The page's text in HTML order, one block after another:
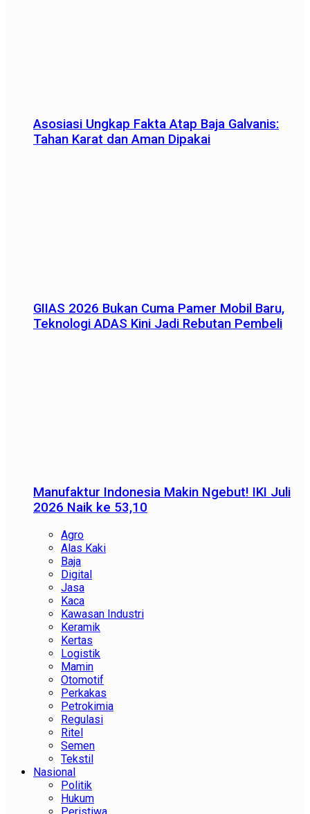
Asosiasi Ungkap Fakta Atap Baja Galvanis:
Tahan Karat dan Aman Dipakai
GIIAS 2026 Bukan Cuma Pamer Mobil Baru,
Teknologi ADAS Kini Jadi Rebutan Pembeli
Manufaktur Indonesia Makin Ngebut! IKI Juli
2026 Naik ke 53,10
Agro
Alas Kaki
Baja
Digital
Jasa
Kaca
Kawasan Industri
Keramik
Kertas
Logistik
Mamin
Otomotif
Perkakas
Petrokimia
Regulasi
Ritel
Semen
Tekstil
Nasional
Politik
Hukum